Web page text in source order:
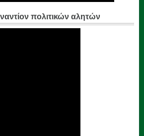
πολιτικών αλητών